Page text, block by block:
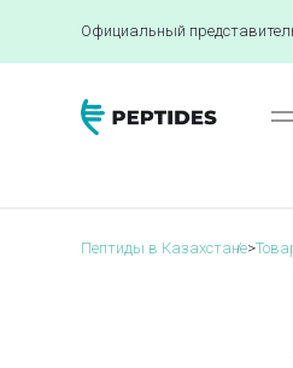
Официальный
Пептиды в Казахстане>